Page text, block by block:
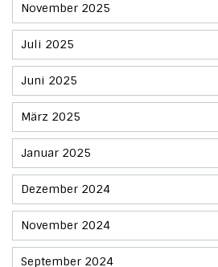
November 2025
Juli 2025
Juni 2025
März 2025
Januar 2025
Dezember 2024
November 2024
September 2024